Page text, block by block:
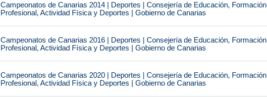
Campeonatos de Canarias 2014 | Deportes | Consejería de Educación, Formación
Profesional, Actividad Física y Deportes | Gobierno de Canarias
Campeonatos de Canarias 2016 | Deportes | Consejería de Educación, Formación
Profesional, Actividad Física y Deportes | Gobierno de Canarias
Campeonatos de Canarias 2020 | Deportes | Consejería de Educación, Formación
Profesional, Actividad Física y Deportes | Gobierno de Canarias